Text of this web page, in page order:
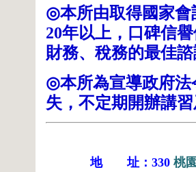
◎本所由取得國家
20年以上，口碑信
財務、稅務的最佳
◎本所為宣導政府
失，不定期開辦講
地 址： 330 桃